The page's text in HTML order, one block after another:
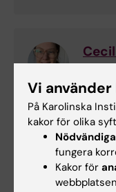
Telefon:
+46852488025
E-post:
Vi
På Karolinska
kakor för olika
Nödvändiga
fungera
Kakor för